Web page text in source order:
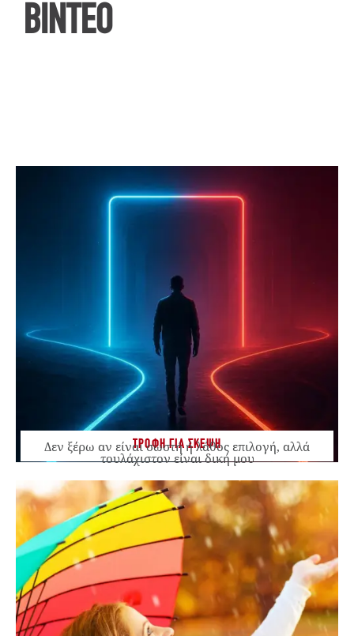
ΒΙΝΤΕΟ
ΤΡΟΦΗ ΓΙΑ ΣΚΕΨΗ
Δεν ξέρω αν είναι σωστή ή λάθος επιλογή, αλλά
τουλάχιστον είναι δική μου